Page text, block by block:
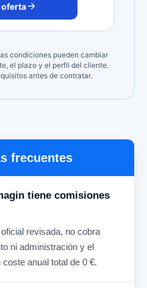
oferta
condiciones pueden cambiar
el plazo y el perfil del cliente.
antes de contratar.
frecuentes
tiene comisiones
revisada, no cobra
ni administración y el
anual total de 0 €.